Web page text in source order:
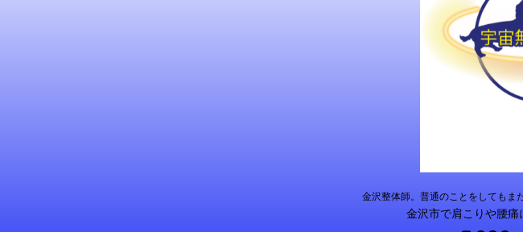
金沢整体師。普通のことをしてもま
金沢市で肩こりや腰